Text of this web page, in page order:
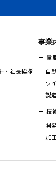
・社長挨拶
事業
量
自
ワ
製
技
開
加